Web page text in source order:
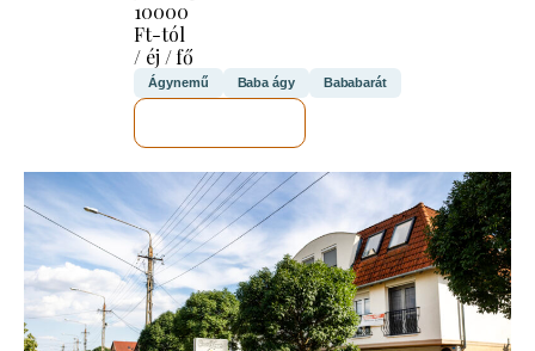
10000
Ft-tól
/ éj / fő
Ágynemű Baba ágy Bababarát